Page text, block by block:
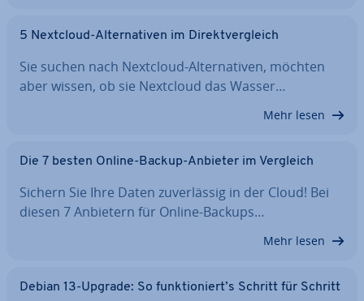
5 Nextcloud-Al­ter­na­ti­ven im Di­rekt­ver­gleich
Sie suchen nach Nextcloud-Al­ter­na­ti­ven, möchten
aber wissen, ob sie Nextcloud das Wasser…
Mehr lesen
Die 7 besten Online-Backup-Anbieter im Vergleich
Sichern Sie Ihre Daten zu­ver­läs­sig in der Cloud! Bei
diesen 7 Anbietern für Online-Backups…
Mehr lesen
Debian 13-Upgrade: So funk­tio­niert’s Schritt für Schritt